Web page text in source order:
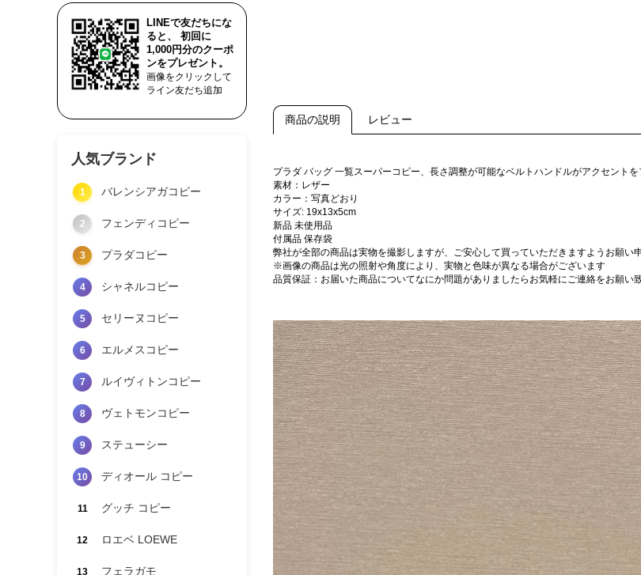
LINEで友だちにな
ると、 初回に
1,000円分のクーポ
ンをプレゼント。
画像をクリックして
ライン友だち追加
人気ブランド
1 バレンシアガコピー
2 フェンディコピー
3 プラダコピー
4 シャネルコピー
5 セリーヌコピー
6 エルメスコピー
7 ルイヴィトンコピー
8 ヴェトモンコピー
9 ステューシー
10 ディオール コピー
11 グッチ コピー
12 ロエベ LOEWE
13 フェラガモ
商品の説明 レビュー
プラダ バッグ 一覧スーパーコピー、長さ調整が可能なベルトハンドルがアクセント
素材：レザー
カラー：写真どおり
サイズ: 19x13x5cm
新品 未使用品
付属品 保存袋
弊社が全部の商品は実物を撮影しますが、ご安心して買っていただきますようお願い
※画像の商品は光の照射や角度により、実物と色味が異なる場合がございます
品質保証：お届いた商品についてなにか問題がありましたらお気軽にご連絡をお願い致